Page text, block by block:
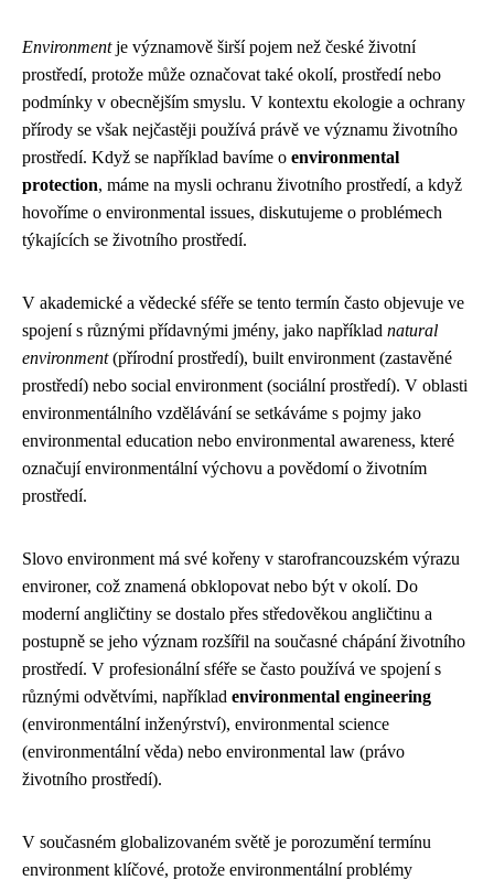
Environmentje významově širší pojem než české životní
prostředí, protože může označovat také okolí, prostředí nebo
podmínky v obecnějším smyslu. V kontextu ekologie a ochrany
přírody se však nejčastěji používá právě ve významu životního
prostředí. Když se například bavíme o environmental
protection, máme na mysli ochranu životního prostředí, a když
hovoříme o environmental issues, diskutujeme o problémech
týkajících se životního prostředí.
V akademické a vědecké sféře se tento termín často objevuje ve
spojení s různými přídavnými jmény, jako například natural
environment(přírodní prostředí), built environment (zastavěné
prostředí) nebo social environment (sociální prostředí). V oblasti
environmentálního vzdělávání se setkáváme s pojmy jako
environmental education nebo environmental awareness, které
označují environmentální výchovu a povědomí o životním
prostředí.
Slovo environment má své kořeny v starofrancouzském výrazu
environer, což znamená obklopovat nebo být v okolí. Do
moderní angličtiny se dostalo přes středověkou angličtinu a
postupně se jeho význam rozšířil na současné chápání životního
prostředí. V profesionální sféře se často používá ve spojení s
různými odvětvími, například environmental engineering
(environmentální inženýrství), environmental science
(environmentální věda) nebo environmental law (právo
životního prostředí).
V současném globalizovaném světě je porozumění termínu
environment klíčové, protože environmentální problémy